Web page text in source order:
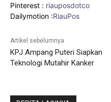
Pinterest : riauposdotco
Dailymotion :RiauPos
Artikel sebelumnya
KPJ Ampang Puteri Siapkan
Teknologi Mutahir Kanker